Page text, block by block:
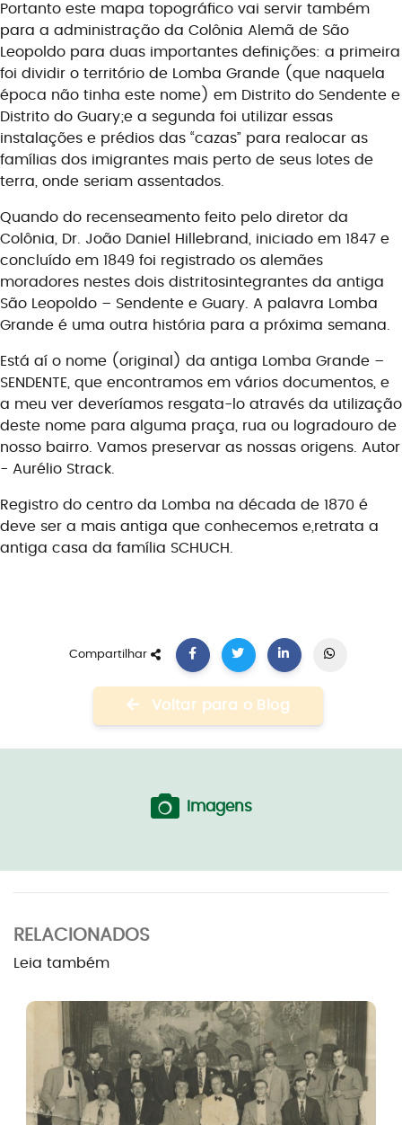
Portanto este mapa topográfico vai servir também
para a administração da Colônia Alemã de São
Leopoldo para duas importantes definições: a primeira
foi dividir o território de Lomba Grande (que naquela
época não tinha este nome) em Distrito do Sendente e
Distrito do Guary;e a segunda foi utilizar essas
instalações e prédios das “cazas” para realocar as
famílias dos imigrantes mais perto de seus lotes de
terra, onde seriam assentados.
Quando do recenseamento feito pelo diretor da
Colônia, Dr. João Daniel Hillebrand
, iniciado em 1847 e
concluído em 1849 foi registrado os alemães
moradores nestes dois distritosintegrantes da antiga
São Leopoldo – Sendente e Guary . A palavra L omba
Grande é uma outra história para a próxima semana.
Está aí o nome (original) da antiga Lomba Grande –
SENDENTE que encontramos em vários documentos, e
a meu ver deveríamos resgata-lo através da utilização
deste nome para alguma praça, rua ou logradouro de
nosso bairro. Vamos preservar as nossas origens.
Autor
- Aurélio Strack
Registro do centro da Lomba na década de 1870 é
deve ser a mais antiga que conhecemos e retrata a
antiga casa da família SCHUCH
Compartilhar
Voltar para o Blog
Imagens
RELACIONADOS
Leia também